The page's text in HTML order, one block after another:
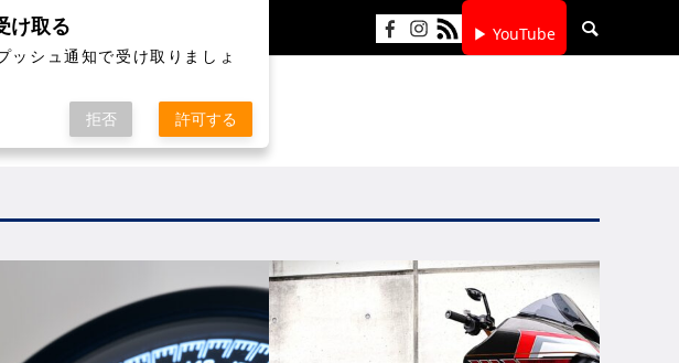
▶ YouTube
け取る
シュ通知で受け取りましょ
拒否 許可する